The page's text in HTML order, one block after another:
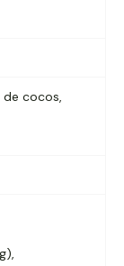
cocos,